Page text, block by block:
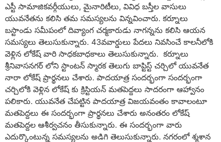
ఎస్టీ సామాజికవర్గీయులు, మైనారిటీలు, వివిధ బస్తీల వాసులు
యువనేతను కలిసి తమ సమస్యలను విన్నవించారు. కర్నూలు
బస్టాండు సమీపంలో దివ్యాంగ చర్మకారుడు నాగన్నను కలిసి ఆయన
సమస్యలు తెలుసుకున్నారు. 43వవార్డులు పేదలు నివసించే కాలనీలోకి
వెళ్లిన లోకేష్ వారి సాధకబాధకాలు తెలుసుకున్నారు. కర్నూలు
శ్రీనివాసనగర్ లోని స్టాంటన్ స్మారక తెలుగు బాప్టిస్ట్ చర్చిలో యువనేత
నారా లోకేష్ ప్రార్థనలు చేశారు. పాదయాత్ర సందర్భంగా సందర్భంగా
చర్చిలోకి వెళ్లిన లోకేష్ కు క్రిస్టియన్ మతపెద్దలు సాదరంగా ఆహ్వానం
పలికారు. యువనేత చేపట్టిన పాదయాత్ర విజయవంతం కావాలంటూ
మతపెద్దలు ఈ సందర్భంగా ప్రార్థనలు చేశారు అనంతరం లోకేష్
మతపెద్దల ఆశీర్వచనం తీసుకున్నారు. ఈ సందర్భంగా వారు
ఎదుర్కొంటున్న సమస్యలను అడిగి తెలుసుకున్నారు. నగరంలో శ్మశాన